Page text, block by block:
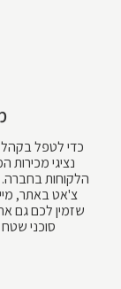
כדי לטפל
נציגי מכירות
הלקוחות בחברה.
צ'אט באתר,
שזמין לכם גם
סוכני